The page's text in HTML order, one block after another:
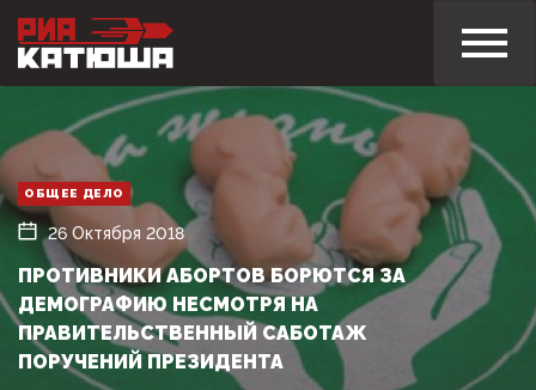
ОБЩЕЕ ДЕЛО
26 Октября 2018
ПРОТИВНИКИ АБОРТОВ БОРЮТСЯ ЗА
ДЕМОГРАФИЮ НЕСМОТРЯ НА
ПРАВИТЕЛЬСТВЕННЫЙ САБОТАЖ
ПОРУЧЕНИЙ ПРЕЗИДЕНТА